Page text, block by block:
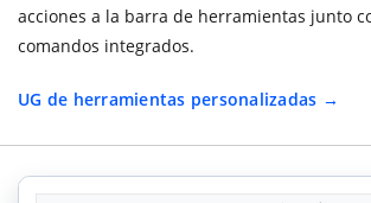
acciones a la barra de herramientas junto
comandos integrados.
UG de herramientas personalizadas